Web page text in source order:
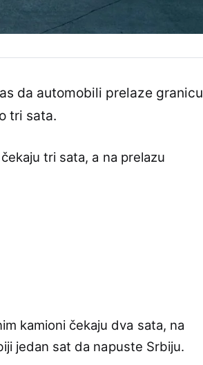
da automobili prelaze granicu
tri sata.
čekaju tri sata, a na prelazu
kamioni čekaju dva sata, na
jedan sat da napuste Srbiju.